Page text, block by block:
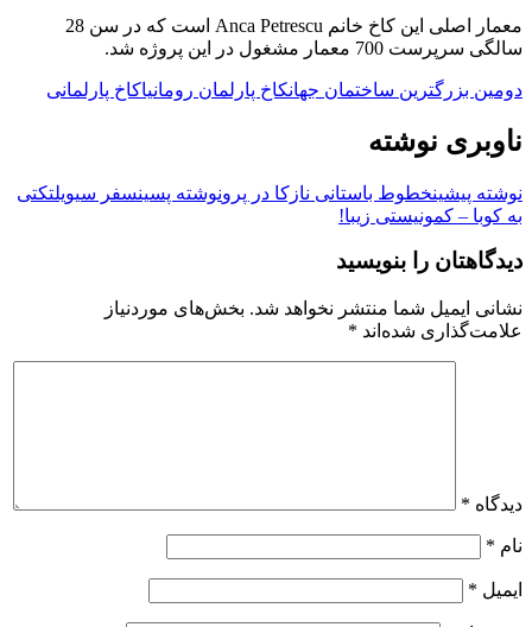
معمار اصلی این کاخ خانم Anca Petrescu است که در سن 28
سالگی سرپرست 700 معمار مشغول در این پروژه شد.
دومین بزرگترین ساختمان جهانکاخ پارلمان رومانیاکاخ پارلمانی
ناوبری نوشته
نوشته پیشینخطوط باستانی نازکا در پرونوشته پسینسفر سیویلتکتی
به کوبا – کمونیستی زیبا!
دیدگاهتان را بنویسید
نشانی ایمیل شما منتشر نخواهد شد. بخش‌های موردنیاز
علامت‌گذاری شده‌اند *
دیدگاه *
نام *
ایمیل *